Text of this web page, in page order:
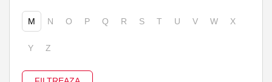
M N O P Q R S T U V W X
Y Z